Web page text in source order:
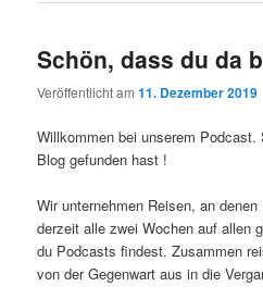
Schön, dass du da
Veröffentlicht am11. Dezember 2019
Willkommen bei unserem
Blog gefunden hast !
Wir unternehmen Reisen, an
derzeit alle zwei Wochen auf allen
du Podcasts findest. Zusammen
von der Gegenwart aus in die